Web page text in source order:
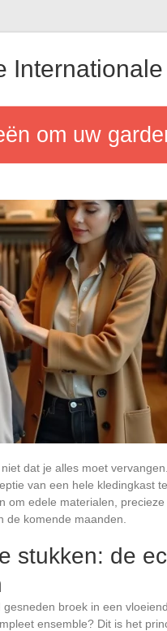
Internationale
om uw
dat je alles moet
van een hele kledingkast
om edele materialen,
de komende maanden.
stukken: de
broek in een
ensemble? Dit is het